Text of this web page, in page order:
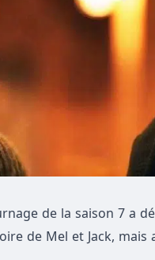
de la saison 7 a
de Mel et Jack,